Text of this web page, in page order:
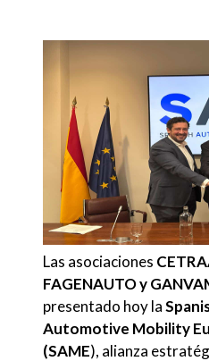
Las asociaciones
FAGENAUTO y
presentado hoy la
Automotive Mobility
(SAME), alianza